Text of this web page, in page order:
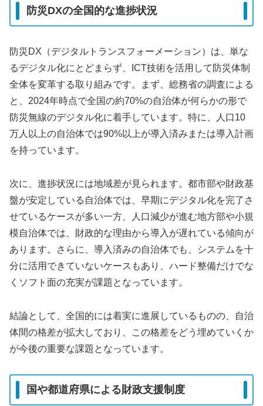
防災DXの全国的な進捗状況
防災DX（デジタルトランスフォーメーション）は、単な
るデジタル化にとどまらず、ICT技術を活用して防災体制
全体を変革する取り組みです。まず、総務省の調査による
と、2024年時点で全国の約70%の自治体が何らかの形で
防災無線のデジタル化に着手しています。特に、人口10
万人以上の自治体では90%以上が導入済みまたは導入計画
を持っています。
次に、進捗状況には地域差が見られます。都市部や財政基
盤が安定している自治体では、早期にデジタル化を完了さ
せているケースが多い一方、人口減少が進む地方部や小規
模自治体では、財政的な理由から導入が遅れている傾向が
あります。さらに、導入済みの自治体でも、システムを十
分に活用できていないケースもあり、ハード整備だけでな
くソフト面の充実が課題となっています。
結論として、全国的には着実に進展しているものの、自治
体間の格差が拡大しており、この格差をどう埋めていくか
が今後の重要な課題となっています。
国や都道府県による財政支援制度